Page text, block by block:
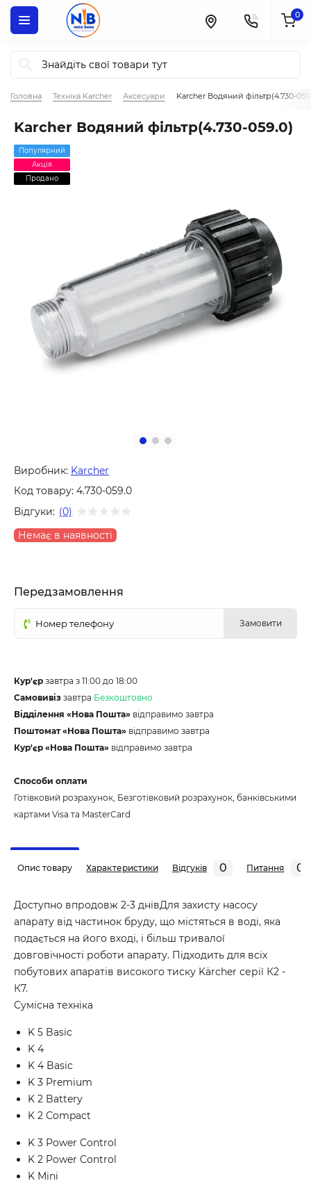
0
Головна Техніка Karcher Аксесуари Karcher Водяний фільтр(4.730-
Karcher Водяний фільтр(4.730-059.0)
Популярний
Акція
Продано
Виробник: Karcher
Код товару: 4.730-059.0
Відгуки: (0)
Немає в наявності
Передзамовлення
Замовити
Кур'єр завтра з 11:00 до 18:00
Самовивіз завтра Безкоштовно
Відділення «Нова Пошта» відправимо завтра
Поштомат «Нова Пошта» відправимо завтра
Кур'єр «Нова Пошта» відправимо завтра
Способи оплати
Готівковий розрахунок, Безготівковий розрахунок, банківськими
картами Visa та MasterCard
Опис товару Характеристики Відгуків 0 Питання 0
Доступно впродовж 2-3 днівДля захисту насосу
апарату від частинок бруду, що містяться в воді, яка
подається на його вході, і більш тривалої
довговічності роботи апарату. Підходить для всіх
побутових апаратів високого тиску Kärcher серії К2 -
К7.
Сумісна техніка
K 5 Basic
K 4
K 4 Basic
K 3 Premium
K 2 Battery
K 2 Compact
K 3 Power Control
K 2 Power Control
K Mini